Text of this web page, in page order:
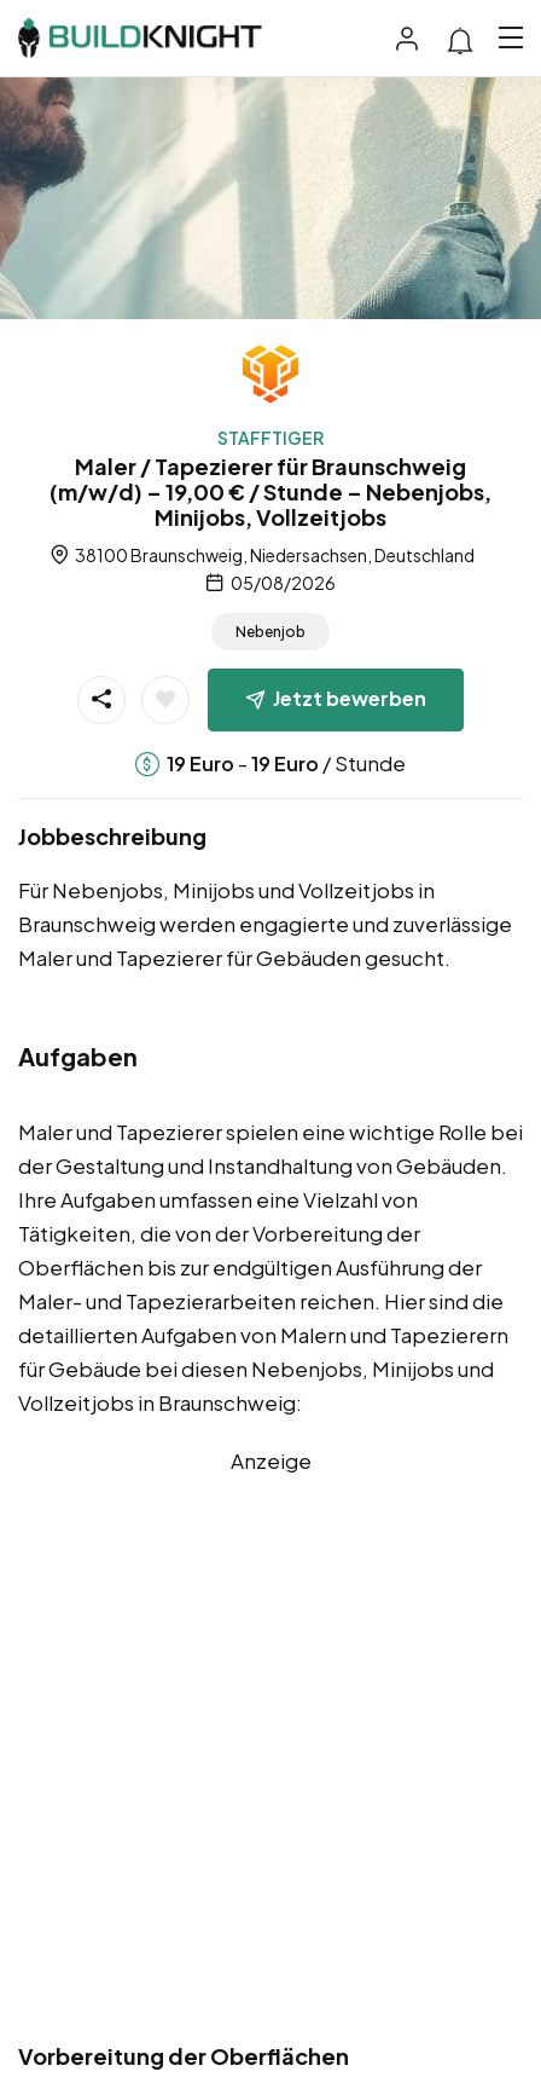
STAFFTIGER
Maler / Tapezierer für Braunschweig
(m/w/d) – 19,00 € / Stunde – Nebenjobs,
Minijobs, Vollzeitjobs
38100 Braunschweig, Niedersachsen, Deutschland
05/08/2026
Nebenjob
Jetzt bewerben
19 Euro -19 Euro / Stunde
Jobbeschreibung
Für Nebenjobs, Minijobs und Vollzeitjobs in
Braunschweig werden engagierte und zuverlässige
Maler und Tapezierer für Gebäuden gesucht.
Aufgaben
Maler und Tapezierer spielen eine wichtige Rolle bei
der Gestaltung und Instandhaltung von Gebäuden.
Ihre Aufgaben umfassen eine Vielzahl von
Tätigkeiten, die von der Vorbereitung der
Oberflächen bis zur endgültigen Ausführung der
Maler- und Tapezierarbeiten reichen. Hier sind die
detaillierten Aufgaben von Malern und Tapezierern
für Gebäude bei diesen Nebenjobs, Minijobs und
Vollzeitjobs in Braunschweig:
Anzeige
Vorbereitung der Oberflächen